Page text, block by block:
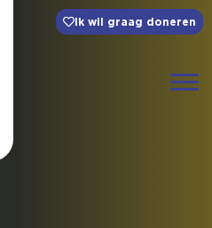
Ik wil graag doneren